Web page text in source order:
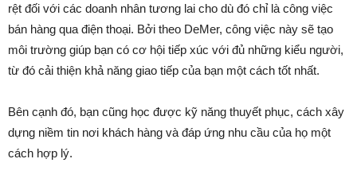
rệt đối với các doanh nhân tương lai cho dù đó chỉ là công việc
bán hàng qua điện thoại. Bởi theo DeMer, công việc này sẽ tạo
môi trường giúp bạn có cơ hội tiếp xúc với đủ những kiểu người,
từ đó cải thiện khả năng giao tiếp của bạn một cách tốt nhất.
Bên cạnh đó, bạn cũng học được kỹ năng thuyết phục, cách xây
dựng niềm tin nơi khách hàng và đáp ứng nhu cầu của họ một
cách hợp lý.